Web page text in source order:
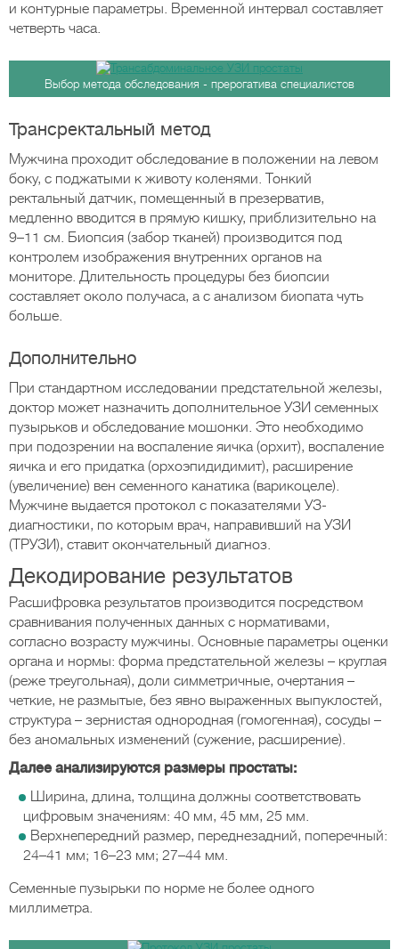
и контурные параметры. Временной интервал составляет
четверть часа.
Выбор метода обследования - прерогатива специалистов
Трансректальный метод
Мужчина проходит обследование в положении на левом
боку, с поджатыми к животу коленями. Тонкий
ректальный датчик, помещенный в презерватив,
медленно вводится в прямую кишку, приблизительно на
9–11 см. Биопсия (забор тканей) производится под
контролем изображения внутренних органов на
мониторе. Длительность процедуры без биопсии
составляет около получаса, а с анализом биопата чуть
больше.
Дополнительно
При стандартном исследовании предстательной железы,
доктор может назначить дополнительное УЗИ семенных
пузырьков и обследование мошонки. Это необходимо
при подозрении на воспаление яичка (орхит), воспаление
яичка и его придатка (орхоэпидидимит), расширение
(увеличение) вен семенного канатика (варикоцеле).
Мужчине выдается протокол с показателями УЗ-
диагностики, по которым врач, направивший на УЗИ
(ТРУЗИ), ставит окончательный диагноз.
Декодирование результатов
Расшифровка результатов производится посредством
сравнивания полученных данных с нормативами,
согласно возрасту мужчины. Основные параметры оценки
органа и нормы: форма предстательной железы – круглая
(реже треугольная), доли симметричные, очертания –
четкие, не размытые, без явно выраженных выпуклостей,
структура – зернистая однородная (гомогенная), сосуды –
без аномальных изменений (сужение, расширение).
Далее анализируются размеры простаты:
Ширина, длина, толщина должны соответствовать
цифровым значениям: 40 мм, 45 мм, 25 мм.
Верхнепередний размер, переднезадний, поперечный:
24–41 мм; 16–23 мм; 27–44 мм.
Семенные пузырьки по норме не более одного
миллиметра.